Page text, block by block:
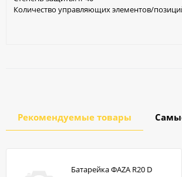
Количество управляющих элементов/
Рекомендуемые товары
Батарейка ФАZA R20 D